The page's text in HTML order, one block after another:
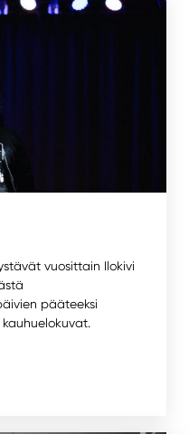
vuosittain Ilokivi
pääteeksi